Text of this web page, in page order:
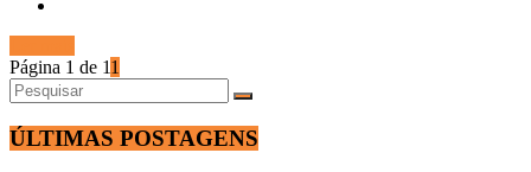
Página 1 de 11
ÚLTIMAS POSTAGENS